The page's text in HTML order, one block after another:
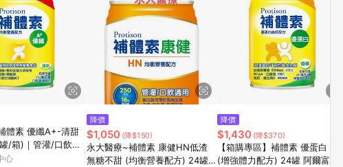
體素 優纖A+-清甜
/箱)｜管灌/口飲適
心
降價
$1,050 (降$150)
永大醫療~補體素 康健HN低渣
無糖不甜 (均衡營養配方) 24罐1
降價
$1,430 (降$370)
【箱購專區】補體素 優蛋白 香草
(增強體力配方) 24罐 阿爾富山藥